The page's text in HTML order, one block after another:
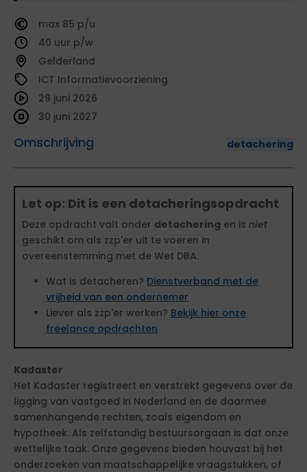
85
40
Gelderland
ICT Informatievoorziening
Omschrijving detachering
29 juni 2026
30 juni 2027
Let op: Dit is een detacheringsopdracht
Deze opdracht valt onder detachering en is niet
geschikt om als zzp'er uit te voeren in
overeenstemming met de Wet DBA.
Wat is detacheren? Dienstverband met de
vrijheid van een ondernemer
Liever als zzp'er werken? Bekijk hier onze
freelance opdrachten
Kadaster
Het Kadaster registreert en verstrekt gegevens over de
ligging van vastgoed in Nederland en de daarmee
samenhangende rechten, zoals eigendom en
hypotheek. Als zelfstandig bestuursorgaan is dat onze
wettelijke taak. Onze gegevens bieden houvast bij het
onderzoeken van maatschappelijke vraagstukken, of